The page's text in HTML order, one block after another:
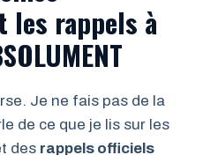
rappels à
Je ne fais pas de la
de ce que je lis sur les
des rappels officiels